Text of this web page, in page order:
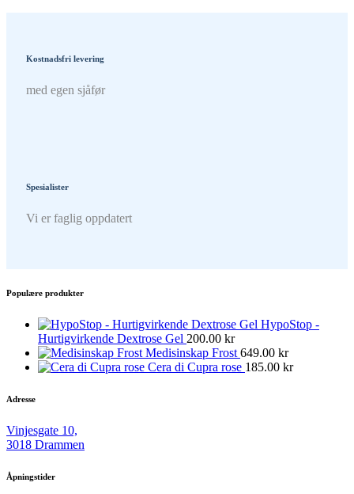
Kostnadsfri levering
med egen sjåfør
Spesialister
Vi er faglig oppdatert
Populære produkter
HypoStop -
Hurtigvirkende Dextrose Gel 200.00 kr
Medisinskap Frost 649.00 kr
Cera di Cupra rose 185.00 kr
Adresse
Vinjesgate 10,
3018 Drammen
Åpningstider